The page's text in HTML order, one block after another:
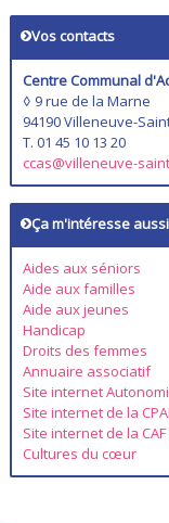
Vos contacts
Centre Communal
◊ 9 rue de la Marne
94190 Villeneuve-
T. 01 45 10 13 20
ccas@villeneuve-
Ça m'intéresse aussi
Aides aux séniors
Aide aux familles
Aide aux jeunes
Handicap
Droits des femmes
Annuaire associatif
Site internet
Site internet de la
Site internet de la CAF
Cultures du cœur